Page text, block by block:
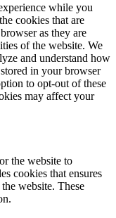
while you
cookies that are
as they are
of the website. We
and understand how
in your browser
to opt-out of these
may affect your
the website to
cookies that ensures
website. These